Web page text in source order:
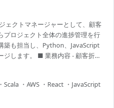
ェクトマネージャーとして、顧客
プロジェクト全体の進捗管理を行
築も担当し、Python、JavaScript
ジします。 ■ 業務内容 - 顧客折衝
の設計、稼働見積、開発エンジニ
捗管理 - 環境構築(AWS)とインフ
ルポイント】 - 新技術に触れる
・AWS ・React ・JavaScript